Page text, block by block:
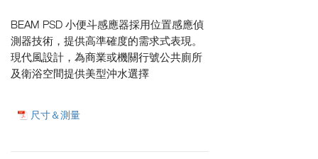
BEAM PSD 小便斗感應器採用位置感應偵
測器技術，提供高準確度的需求式表現。
現代風設計，為商業或機關行號公共廁所
及衛浴空間提供美型沖水選擇
尺寸＆測量